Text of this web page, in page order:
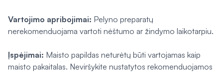
Vartojimo apribojimai: Pelyno preparatų
nerekomenduojama vartoti nėštumo ar žindymo laikotarpiu.
Įspėjimai: Maisto papildas neturėtų būti vartojamas kaip
maisto pakaitalas. Neviršykite nustatytos rekomenduojamos